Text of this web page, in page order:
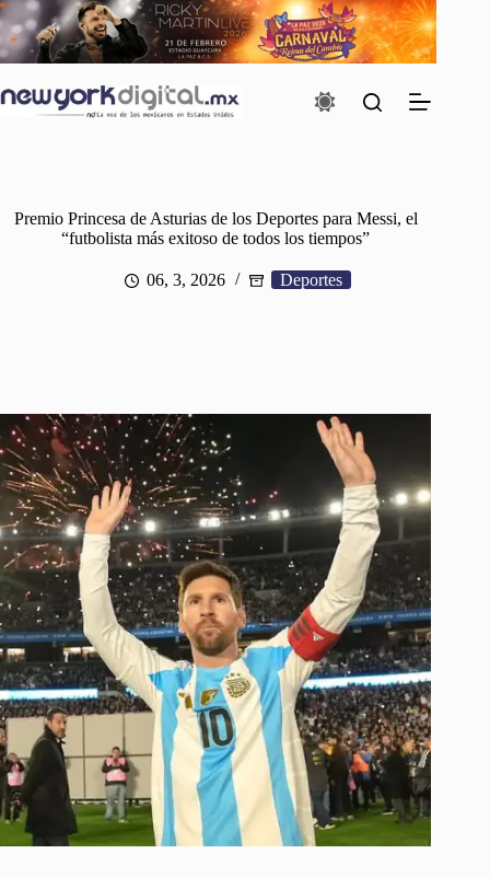
Saltar
al
contenido
Premio Princesa de Asturias de los Deportes para Messi, el
“futbolista más exitoso de todos los tiempos”
06, 3, 2026 Deportes